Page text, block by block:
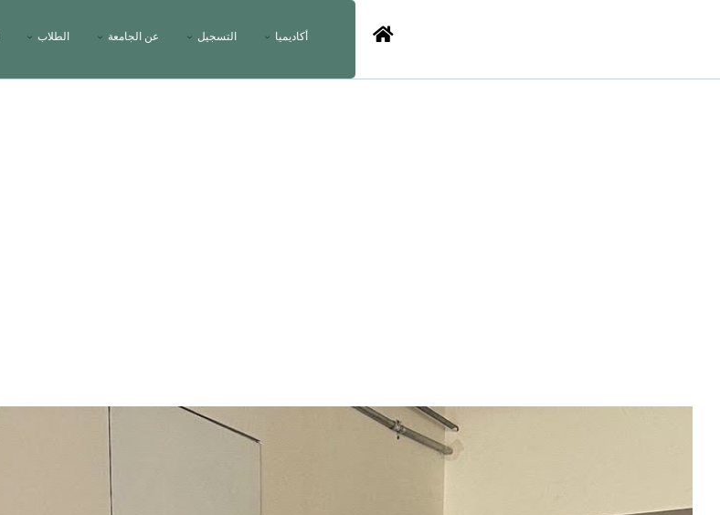
أكاديميا التسجيل عن الجامعة الطلاب